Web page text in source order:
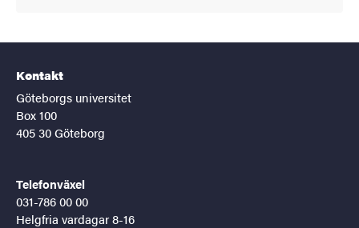
Kontakt
Göteborgs universitet
Box 100
405 30 Göteborg
Telefonväxel
031-786 00 00
Helgfria vardagar 8-16